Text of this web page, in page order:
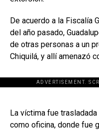
De acuerdo a la Fiscalía
del año pasado,
de otras personas a un
Chiquilá, y allí amenazó
ADVERTISEMENT.
La víctima fue
como oficina, donde fue